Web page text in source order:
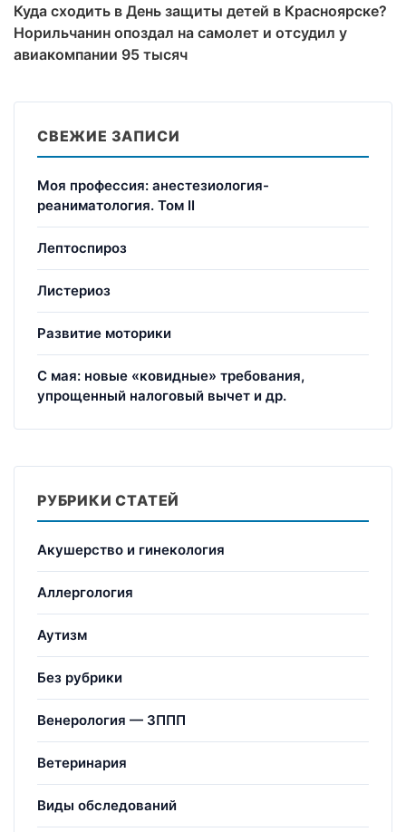
Куда сходить в День защиты детей в Красноярске?
Норильчанин опоздал на самолет и отсудил у
авиакомпании 95 тысяч
СВЕЖИЕ ЗАПИСИ
Моя профессия: анестезиология-
реаниматология. Том II
Лептоспироз
Листериоз
Развитие моторики
С мая: новые «ковидные» требования,
упрощенный налоговый вычет и др.
РУБРИКИ СТАТЕЙ
Акушерство и гинекология
Аллергология
Аутизм
Без рубрики
Венерология — ЗППП
Ветеринария
Виды обследований